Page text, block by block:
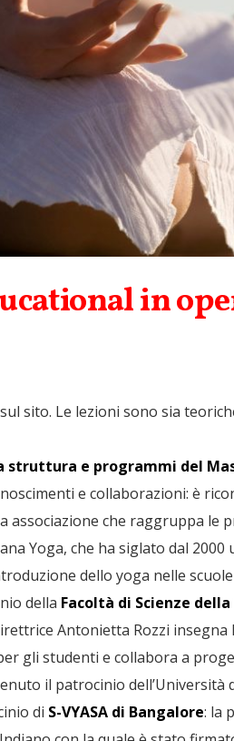
in
sito. Le lezioni sono sia
struttura e programmi del
e collaborazioni: è
associazione che raggruppa le
Yoga, che ha siglato dal 2000
dello yoga nelle
della Facoltà di Scienze
Antonietta Rozzi insegna
gli studenti e collabora a
il patrocinio dell’Università
di S-VYASA di Bangalore: la